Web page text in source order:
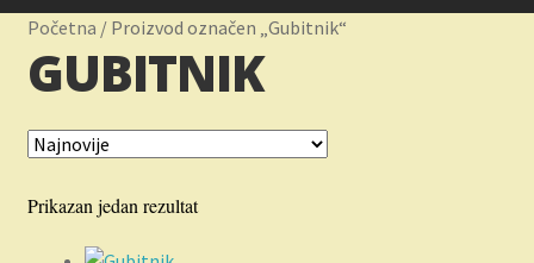
Korpa
Novosti
Početna / Proizvod označen „Gubitnik“
GUBITNIK
Prikazan jedan rezultat